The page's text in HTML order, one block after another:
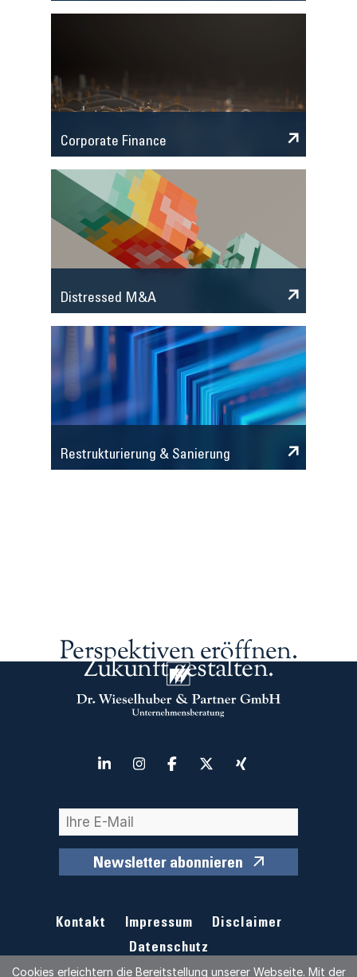
Corporate Finance
Distressed M&A
Restrukturierung & Sanierung
Newsletter abonnieren
Kontakt Impressum
Disclaimer
Datenschutz
Perspektiven eröffnen.
Zukunft gestalten.
Cookies erleichtern die Bereitstellung unserer Webseite. Mit der